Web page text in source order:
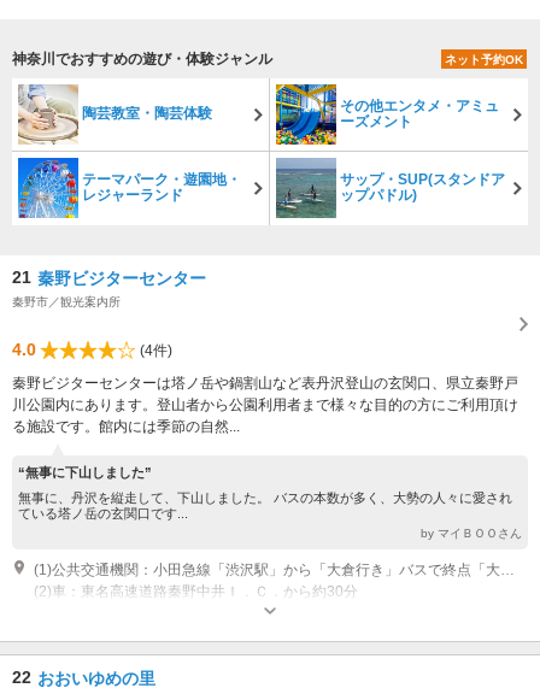
神奈川でおすすめの遊び・体験ジャンル ネット予約OK
陶芸教室・陶芸体験
その他エンタメ・アミュ
ーズメント
テーマパーク・遊園地・
レジャーランド
サップ・SUP(スタンドア
ップパドル)
21 秦野ビジターセンター
秦野市／観光案内所
4.0
(4件)
秦野ビジターセンターは塔ノ岳や鍋割山など表丹沢登山の玄関口、県立秦野戸
川公園内にあります。登山者から公園利用者まで様々な目的の方にご利用頂け
る施設です。館内には季節の自然...
“無事に下山しました”
無事に、丹沢を縦走して、下山しました。 バスの本数が多く、大勢の人々に愛され
ている塔ノ岳の玄関口です...
by マイＢＯＯさん
(2)車：東名高速道路秦野中井Ｉ．Ｃ．から約30分
開館時間：９：００～１６：３０ 休館日：年末年始（12月29日～翌年1月3
22 おおいゆめの里